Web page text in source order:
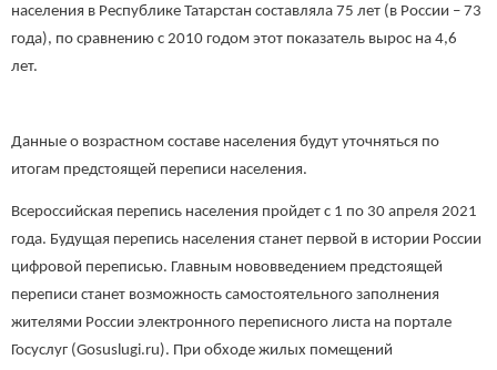
населения в Республике Татарстан составляла 75 лет (в России – 73
года), по сравнению с 2010 годом этот показатель вырос на 4,6
лет.
Данные о возрастном составе населения будут уточняться по
итогам предстоящей переписи населения.
Всероссийская перепись населения пройдет с 1 по 30 апреля 2021
года. Будущая перепись населения станет первой в истории России
цифровой переписью. Главным нововведением предстоящей
переписи станет возможность самостоятельного заполнения
жителями России электронного переписного листа на портале
Госуслуг (Gosuslugi.ru). При обходе жилых помещений